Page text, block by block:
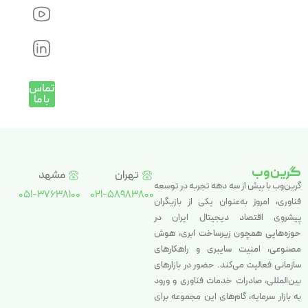
تماس
با ما
گرین‌وب
گرین‌وب با بیش از سه دهه تجربه در توسعه
فناوری، امروز به‌عنوان یکی از بازیگران
پیشروی اقتصاد دیجیتال ایران در
حوزه‌هایی همچون زیرساخت ابری، هوش
مصنوعی، امنیت سایبری و راهکارهای
سازمانی فعالیت می‌کند. حضور در بازارهای
بین‌المللی، صادرات خدمات فناوری و ورود
به بازار سرمایه، گام‌های این مجموعه برای
مشهد
051-37638100
تهران
021-58983800